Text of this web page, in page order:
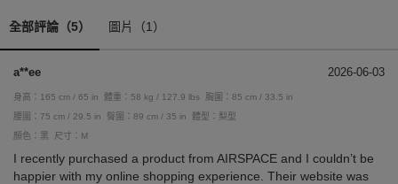
全部評論（5） 圖片（1）
a**ee 2026-06-03
身高：165 cm / 65 in 體重：58 kg / 127.9 lbs
胸圍：85 cm / 33.5 in
腰圍：75 cm / 29.5 in
臀圍：89 cm / 35 in
體型：梨型
顏色：黑
尺寸：M
I recently purchased a product from AIRSPACE and I couldn’t be
happier with my online shopping experience. Their website was